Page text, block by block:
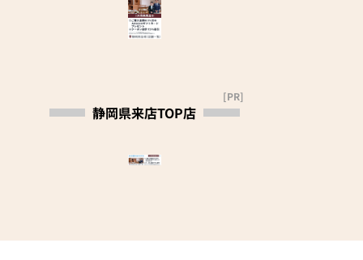
【下野仏壇ショール
ームにもたくさんの
ムもございます。
見ませんか。
上のお客様にリフォ
静岡県来店TOP店
[PR]